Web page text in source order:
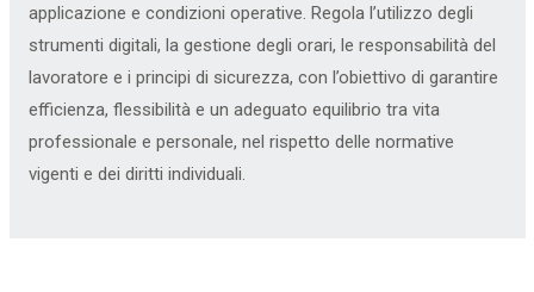
applicazione e condizioni operative. Regola l’utilizzo degli
strumenti digitali, la gestione degli orari, le responsabilità del
lavoratore e i principi di sicurezza, con l’obiettivo di garantire
efficienza, flessibilità e un adeguato equilibrio tra vita
professionale e personale, nel rispetto delle normative
vigenti e dei diritti individuali.